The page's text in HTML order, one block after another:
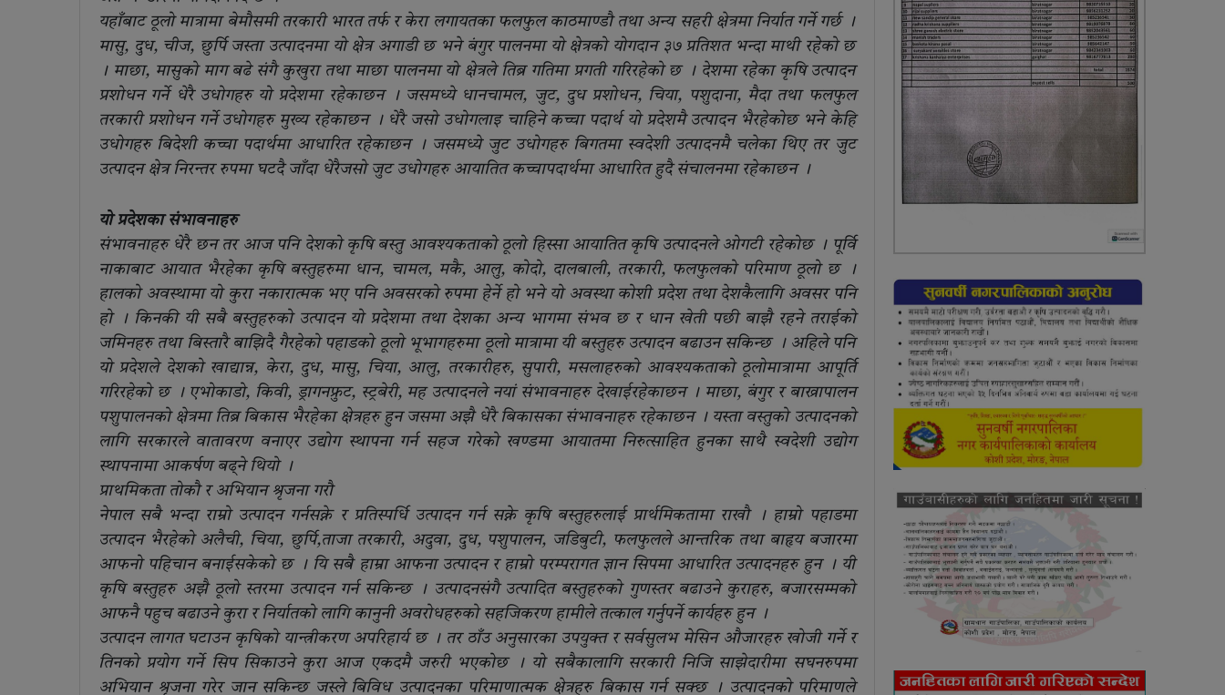
यहाँबाट ठूलो मात्रामा बेमौसमी तरकारी भारत तर्फ र केरा लगायतका फलफुल काठमाण्डौ तथा अन्य सहरी क्षेत्रमा निर्यात गर्ने गर्छ ।
मासु, दुध, चीज, छुर्पि जस्ता उत्पादनमा यो क्षेत्र अगाडी छ भने बंगुर पालनमा यो क्षेत्रको योगदान ३७ प्रतिशत भन्दा माथी रहेको छ
। माछा, मासुको माग बढे संगै कुखुरा तथा माछा पालनमा यो क्षेत्रले तिब्र गतिमा प्रगती गरिरहेको छ । देशमा रहेका कृषि उत्पादन
प्रशोधन गर्ने धेरै उधोगहरु यो प्रदेशमा रहेकाछन । जसमध्ये धानचामल, जुट, दुध प्रशोधन, चिया, पशुदाना, मैदा तथा फलफुल
तरकारी प्रशोधन गर्ने उधोगहरु मुख्य रहेकाछन । धेरै जसो उधोगलाइ चाहिने कच्चा पदार्थ यो प्रदेशमै उत्पादन भैरहेकोछ भने केहि
उधोगहरु बिदेशी कच्चा पदार्थमा आधारित रहेकाछन । जसमध्ये जुट उधोगहरु बिगतमा स्वदेशी उत्पादनमै चलेका थिए तर जुट
उत्पादन क्षेत्र निरन्तर रुपमा घटदै जाँदा धेरैजसो जुट उधोगहरु आयातित कच्चापदार्थमा आधारित हुदै संचालनमा रहेकाछन ।
यो प्रदेशका संभावनाहरु
संभावनाहरु धेरै छन तर आज पनि देशको कृषि बस्तु आवश्यकताको ठूलो हिस्सा आयातित कृषि उत्पादनले ओगटी रहेकोछ । पूर्वि
नाकाबाट आयात भैरहेका कृषि बस्तुहरुमा धान, चामल, मकै, आलु, कोदो, दालबाली, तरकारी, फलफुलको परिमाण ठूलो छ ।
हालको अवस्थामा यो कुरा नकारात्मक भए पनि अवसरको रुपमा हेर्ने हो भने यो अवस्था कोशी प्रदेश तथा देशकैलागि अवसर पनि
हो । किनकी यी सबै बस्तुहरुको उत्पादन यो प्रदेशमा तथा देशका अन्य भागमा संभव छ र धान खेती पछी बाझै रहने तराईको
जमिनहरु तथा बिस्तारै बाझिदै गैरहेको पहाडको ठूलो भूभागहरुमा ठूलो मात्रामा यी बस्तुहरु उत्पादन बढाउन सकिन्छ । अहिले पनि
यो प्रदेशले देशको खाद्यान्न, केरा, दुध, मासु, चिया, आलु, तरकारीहरु, सुपारी, मसलाहरुको आवश्यकताको ठूलोमात्रामा आपूर्ति
गरिरहेको छ । एभोकाडो, किवी, ड्रागनफ्रुट, स्ट्रबेरी, मह उत्पादनले नयां संभावनाहरु देखाईरहेकाछन । माछा, बंगुर र बाख्रापालन
पशुपालनको क्षेत्रमा तिब्र बिकास भैरहेका क्षेत्रहरु हुन जसमा अझै धेरै बिकासका संभावनाहरु रहेकाछन । यस्ता वस्तुको उत्पादनको
लागि सरकारले वातावरण वनाएर उद्योग स्थापना गर्न सहज गरेको खण्डमा आयातमा निरुत्साहित हुनका साथै स्वदेशी उद्योग
स्थापनामा आकर्षण बढ्ने थियो ।
प्राथमिकता तोकौ र अभियान श्रृजना गरौ
नेपाल सबै भन्दा राम्रो उत्पादन गर्नसक्ने र प्रतिस्पर्धि उत्पादन गर्न सक्ने कृषि बस्तुहरुलाई प्रार्थमिकतामा राखौ । हाम्रो पहाडमा
उत्पादन भैरहेको अलैची, चिया, छुर्पि,ताजा तरकारी, अदुवा, दुध, पशुपालन, जडिबुटी, फलफुलले आन्तरिक तथा बाहृय बजारमा
आफनो पहिचान बनाईसकेको छ । यि सबै हाम्रा आफना उत्पादन र हाम्रो परम्परागत ज्ञान सिपमा आधारित उत्पादनहरु हुन । यी
कृषि बस्तुहरु अझै ठूलो स्तरमा उत्पादन गर्न सकिन्छ । उत्पादनसंगै उत्पादित बस्तुहरुको गुणस्तर बढाउने कुराहरु, बजारसम्मको
आफनै पहुच बढाउने कुरा र निर्यातको लागि कानुनी अवरोधहरुको सहजिकरण हामीले तत्काल गर्नुपर्ने कार्यहरु हुन ।
उत्पादन लागत घटाउन कृषिको यान्त्रीकरण अपरिहार्य छ । तर ठाँउ अनुसारका उपयुक्त र सर्वसुलभ मेसिन औजारहरु खोजी गर्ने र
तिनको प्रयोग गर्ने सिप सिकाउने कुरा आज एकदमै जरुरी भएकोछ । यो सबैकालागि सरकारी निजि साझेदारीमा सघनरुपमा
अभियान श्रृजना गरेर जान सकिन्छ जस्ले बिविध उत्पादनका परिमाणात्मक क्षेत्रहरु बिकास गर्न सक्छ । उत्पादनको परिमाणले